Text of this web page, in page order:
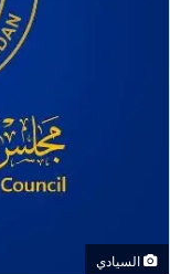
السيادي